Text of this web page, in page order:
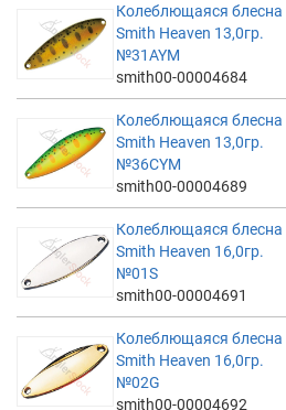
Колеблющаяся блесна
Smith Heaven 13,0гр.
№31AYM
smith00-00004684
Колеблющаяся блесна
Smith Heaven 13,0гр.
№36CYM
smith00-00004689
Колеблющаяся блесна
Smith Heaven 16,0гр.
№01S
smith00-00004691
Колеблющаяся блесна
Smith Heaven 16,0гр.
№02G
smith00-00004692